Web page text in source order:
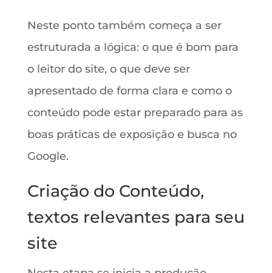
Neste ponto também começa a ser
estruturada a lógica: o que é bom para
o leitor do site, o que deve ser
apresentado de forma clara e como o
conteúdo pode estar preparado para as
boas práticas de exposição e busca no
Google.
Criação do Conteúdo,
textos relevantes para seu
site